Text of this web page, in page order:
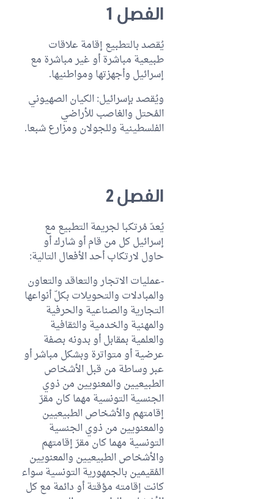
الفصل 1
يُقصد بالتطبيع إقامة علاقات
طبيعية مباشرة أو غير مباشرة مع
إسرائيل وأجهزتها ومواطنيها.
ويُقصد بإسرائيل: الكيان الصهيوني
المُحتل والغاصب للأراضي
الفلسطينية وللجولان ومزارع شبعا.
الفصل 2
يُعدّ مُرتكبا لجريمة التطبيع مع
إسرائيل كل من قام أو شارك أو
حاول لارتكاب أحد الأفعال التالية:
-عمليات الاتجار والتعاقد والتعاون
والمبادلات والتحويلات بكلّ أنواعها
التجارية والصناعية والحرفية
والمهنية والخدمية والثقافية
والعلمية بمقابل أو بدونه بصفة
عرضية أو متواترة وبشكل مباشر أو
عبر وساطة من قبل الأشخاص
الطبيعيين والمعنويين من ذوي
الجنسية التونسية مهما كان مقرّ
إقامتهم والأشخاص الطبيعيين
والمعنويين من ذوي الجنسية
التونسية مهما كان مقرّ إقامتهم
والأشخاص الطبيعيين والمعنويين
المُقيمين بالجمهورية التونسية سواء
كانت إقامته مؤقتة أو دائمة مع كل